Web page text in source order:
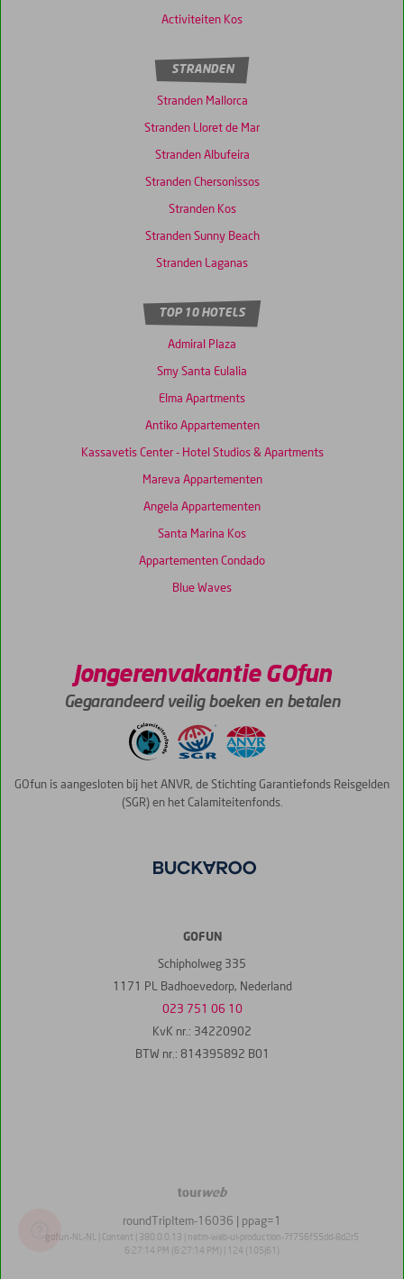
Activiteiten Kos
STRANDEN
Stranden Mallorca
Stranden Lloret de Mar
Stranden Albufeira
Stranden Chersonissos
Stranden Kos
Stranden Sunny Beach
Stranden Laganas
TOP 10 HOTELS
Admiral Plaza
Smy Santa Eulalia
Elma Apartments
Antiko Appartementen
Kassavetis Center - Hotel Studios & Apartments
Mareva Appartementen
Angela Appartementen
Santa Marina Kos
Appartementen Condado
Blue Waves
Jongerenvakantie GOfun
Gegarandeerd veilig boeken en betalen
GOfun is aangesloten bij het ANVR, de Stichting Garantiefonds Reisgelden
(SGR) en het Calamiteitenfonds.
GOFUN
Schipholweg 335
1171 PL Badhoevedorp, Nederland
023 751 06 10
KvK nr.: 34220902
BTW nr.: 814395892 B01
TourWeb
©
NetMatch
roundTripItem-16036 | ppag=1
gofun-NL-NL | Content | 380.0.0.13 | netm-web-ui-production-7f756f55dd-8d2r5
6:27:14 PM (6:27:14 PM) | 124 (105|61)